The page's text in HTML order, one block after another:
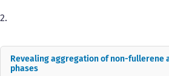
2.
Revealing aggregation of non-fullerene
phases